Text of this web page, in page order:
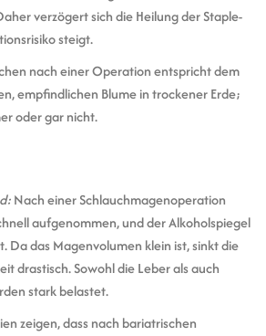
verzögert sich die Heilung der Staple-
steigt.
nach einer Operation entspricht dem
empfindlichen Blume in trockener Erde;
oder gar nicht.
Nach einer Schlauchmagenoperation
aufgenommen, und der Alkoholspiegel
Da das Magenvolumen klein ist, sinkt die
drastisch. Sowohl die Leber als auch
stark belastet.
zeigen, dass nach bariatrischen